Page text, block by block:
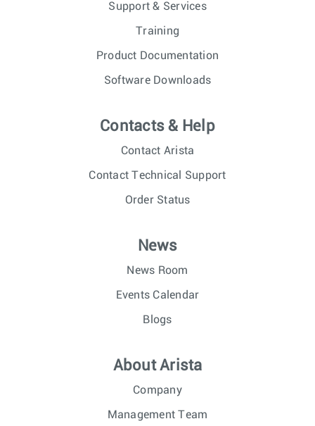
Support & Services
Training
Product Documentation
Software Downloads
Contacts & Help
Contact Arista
Contact Technical Support
Order Status
News
News Room
Events Calendar
Blogs
About Arista
Company
Management Team